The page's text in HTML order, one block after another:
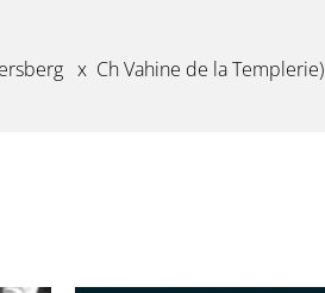
x Ch Vahine de la Templerie)